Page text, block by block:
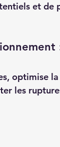
et de
optimise
les